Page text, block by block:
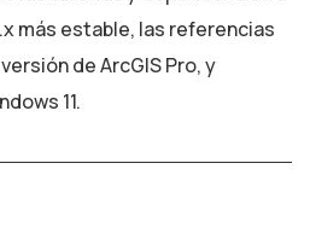
más estable, las referencias
de ArcGIS Pro, y
11.